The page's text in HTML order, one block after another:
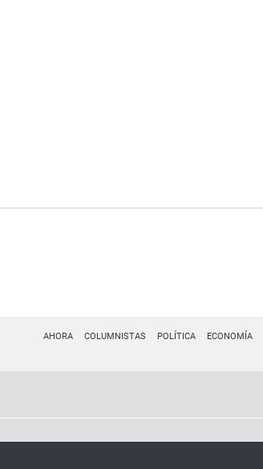
AHORA COLUMNISTAS POLÍTICA ECONOMÍA